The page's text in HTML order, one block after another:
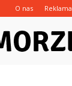
O nas Reklama